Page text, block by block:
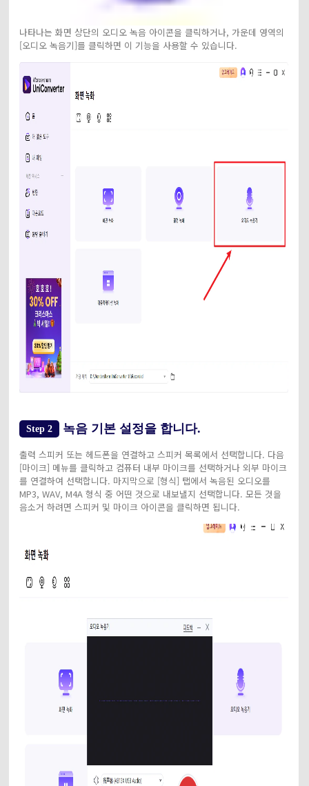
나타나는 화면 상단의 오디오 녹음 아이콘을 클릭하거나, 가운데 영역의
[오디오 녹음기]를 클릭하면 이 기능을 사용할 수 있습니다.
Step 2 녹음 기본 설정을 합니다.
출력 스피커 또는 헤드폰을 연결하고 스피커 목록에서 선택합니다. 다음
[마이크] 메뉴를 클릭하고 컴퓨터 내부 마이크를 선택하거나 외부 마이크
를 연결하여 선택합니다. 마지막으로 [형식] 탭에서 녹음된 오디오를
MP3, WAV, M4A 형식 중 어떤 것으로 내보낼지 선택합니다. 모든 것을
음소거 하려면 스피커 및 마이크 아이콘을 클릭하면 됩니다.